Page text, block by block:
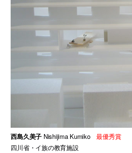
西島久美子 Nishijima Kumiko最優秀賞
四川省・イ族の教育施設